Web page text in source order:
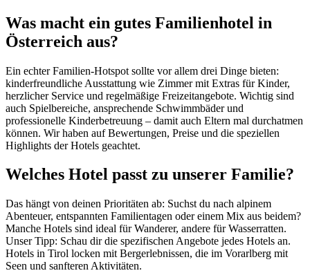
Was macht ein gutes Familienhotel in
Österreich aus?
Ein echter Familien-Hotspot sollte vor allem drei Dinge bieten:
kinderfreundliche Ausstattung wie Zimmer mit Extras für Kinder,
herzlicher Service und regelmäßige Freizeitangebote. Wichtig sind
auch Spielbereiche, ansprechende Schwimmbäder und
professionelle Kinderbetreuung – damit auch Eltern mal durchatmen
können. Wir haben auf Bewertungen, Preise und die speziellen
Highlights der Hotels geachtet.
Welches Hotel passt zu unserer Familie?
Das hängt von deinen Prioritäten ab: Suchst du nach alpinem
Abenteuer, entspannten Familientagen oder einem Mix aus beidem?
Manche Hotels sind ideal für Wanderer, andere für Wasserratten.
Unser Tipp: Schau dir die spezifischen Angebote jedes Hotels an.
Hotels in Tirol locken mit Bergerlebnissen, die im Vorarlberg mit
Seen und sanfteren Aktivitäten.